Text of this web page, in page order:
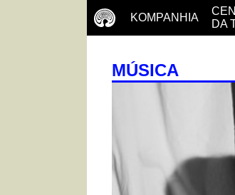
KOMPANHIA
DA
MÚSICA